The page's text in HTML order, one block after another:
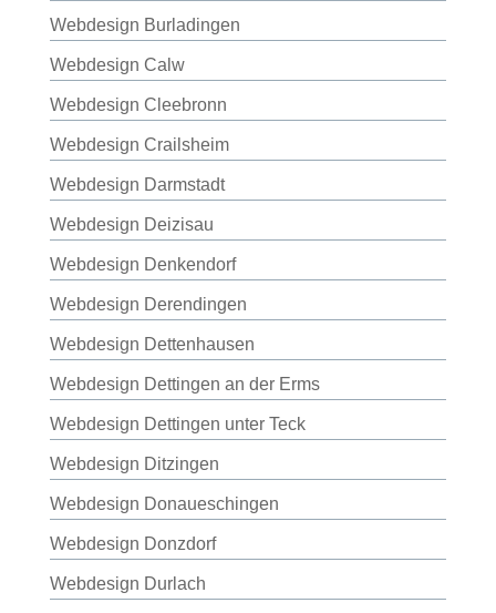
Webdesign Burladingen
Webdesign Calw
Webdesign Cleebronn
Webdesign Crailsheim
Webdesign Darmstadt
Webdesign Deizisau
Webdesign Denkendorf
Webdesign Derendingen
Webdesign Dettenhausen
Webdesign Dettingen an der Erms
Webdesign Dettingen unter Teck
Webdesign Ditzingen
Webdesign Donaueschingen
Webdesign Donzdorf
Webdesign Durlach